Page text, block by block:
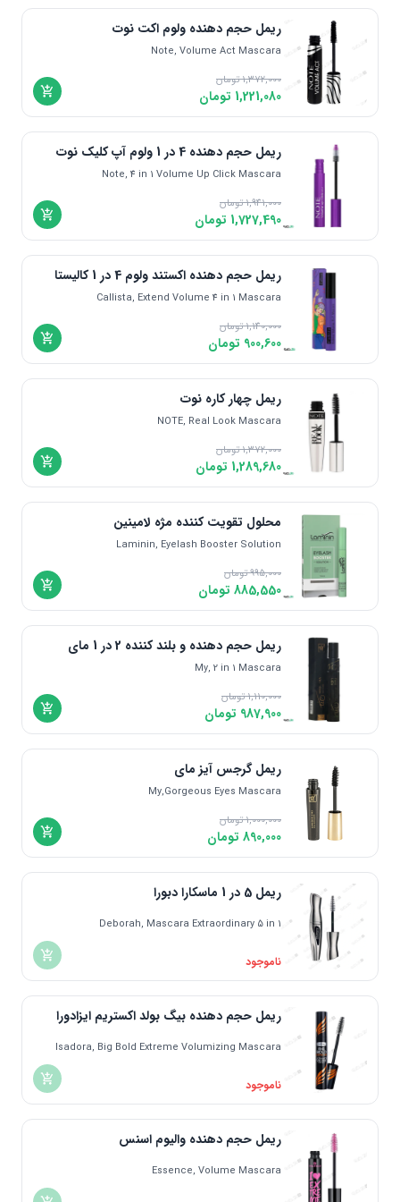
اندونزی | Indonesia
دانمارک | Denmark
مالزی | Malaysia
یونان | Greece
ریمل حجم دهنده ولوم اکت نوت
Note, Volume Act Mascara
1,372,000تومان
1,221,080 تومان
ریمل حجم دهنده 4 در 1 ولوم آپ کلیک نوت
Note, 4 in 1 Volume Up Click Mascara
1,941,000تومان
1,727,490 تومان
ریمل حجم دهنده اکستند ولوم 4 در 1 کالیستا
Callista, Extend Volume 4 in 1 Mascara
1,140,000تومان
900,600 تومان
ریمل چهار کاره نوت
NOTE, Real Look Mascara
1,372,000تومان
1,289,680 تومان
محلول تقویت کننده مژه لامینین
Laminin, Eyelash Booster Solution
995,000تومان
885,550 تومان
ریمل حجم دهنده و بلند کننده 2 در 1 مای
My, 2 in 1 Mascara
1,110,000تومان
987,900 تومان
ریمل گرجس آیز مای
My,Gorgeous Eyes Mascara
1,000,000تومان
890,000 تومان
ریمل 5 در 1 ماسکارا دبورا
Deborah, Mascara Extraordinary 5 in 1
ناموجود
ریمل حجم دهنده بیگ بولد اکستریم ایزادورا
Isadora, Big Bold Extreme Volumizing Mascara
ناموجود
ریمل حجم دهنده والیوم اسنس
Essence, Volume Mascara